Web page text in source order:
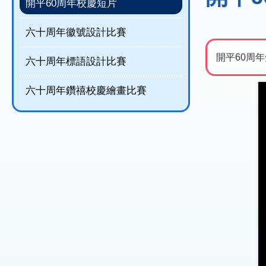
結
開平60周
開平60周年校慶短片
六十周年徽號設計比賽
六十周年標語設計比賽
六十周年鑽禧校慶繪畫比賽